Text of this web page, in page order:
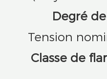
Degré
Tension
Classe de